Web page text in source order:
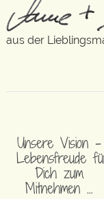
aus der
Unsere Vision –
Lebensfreude
Dich zum
Mitnehmen …